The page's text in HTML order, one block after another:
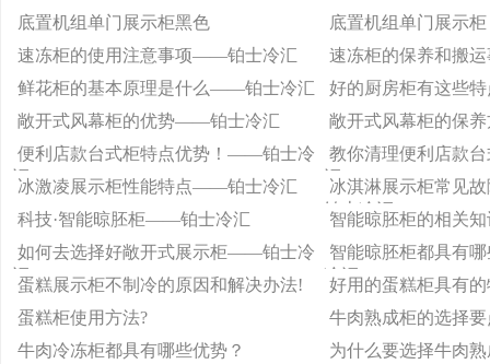
底置机组单门展示柜黑色
底置机组单门展示柜
速冻柜的使用注意事项——铂士冷汇
速冻柜的保养和搬
鲜花柜的基本原理是什么——铂士冷汇
好的厨房柜有这些
敞开式风幕柜的优势——铂士冷汇
敞开式风幕柜的保
便利店款台式柜特点优势！——铂士冷
汇
教你清理便利店款
汇
冰激凌展示柜性能特点——铂士冷汇
冰淇淋展示柜常见
铂士冷汇
科技·智能晾胚柜——铂士冷汇
智能晾胚柜的相关
如何去选择好敞开式展示柜——铂士冷
汇
智能晾胚柜都具有
冷汇
蛋糕展示柜不制冷的原因和解决办法!
好用的蛋糕柜具有
蛋糕柜使用方法?
牛肉熟成柜的选择
牛肉冷冻柜都具有哪些优势？
为什么要选择牛肉